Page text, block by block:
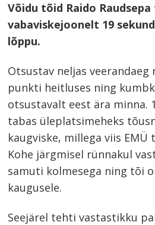
Võidu tõid Raido
vabaviskejoonelt 19
lõppu.
Otsustav neljas
punkti heitluses ning
otsustavalt eest ära minna.
tabas üleplatsimeheks
kaugviske, millega viis EMÜ
Kohe järgmisel rünnakul
samuti kolmesega ning tõi
kaugusele.
Seejärel tehti vastastikku